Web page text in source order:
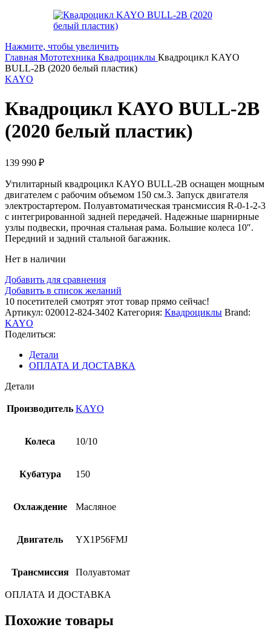
Нажмите, чтобы увеличить
Главная Мототехника Квадроциклы Квадроцикл KAYO
BULL-2B (2020 белый пластик)
KAYO
Квадроцикл KAYO BULL-2B
(2020 белый пластик)
139 990 ₽
Утилитарный квадроцикл KAYO BULL-2B оснащен мощным
двигателем с рабочим объемом 150 см.3. Запуск двигателя
электростартером. Полуавтоматическая трансмиссия R-0-1-2-3
с интегрированной задней передачей. Надежные шарнирные
узлы подвески, прочная стальная рама. Большие колеса 10″.
Передний и задний стальной багажник.
Нет в наличии
Добавить для сравнения
Добавить в список желаний
10 посетителей смотрят этот товар прямо сейчас!
Артикул: 020012-824-3402 Категория: Квадроциклы Brand:
KAYO
Поделиться:
Детали
ОПЛАТА И ДОСТАВКА
Детали
Производитель KAYO
Колеса 10/10
Кубатура 150
Охлаждение Масляное
Двигатель YX1P56FMJ
Трансмиссия Полуавтомат
ОПЛАТА И ДОСТАВКА
Похожие товары